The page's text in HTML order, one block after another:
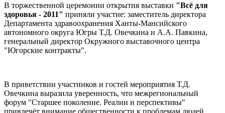
В торжественной церемонии открытия выставки "Всё для
здоровья - 2011" приняли участие: заместитель директора
Департамента здравоохранения Ханты-Мансийского
автономного округа Югры Т.Д. Овечкина и А.А. Павкина,
генеральный директор Окружного выставочного центра
"Югорские контракты".
В приветствии участников и гостей мероприятия Т.Д.
Овечкина выразила уверенность, что межрегиональный
форум "Старшее поколение. Реалии и перспективы"
привлечёт внимание общественности к проблемам людей